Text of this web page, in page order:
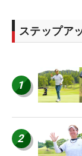
ステップア
1
2